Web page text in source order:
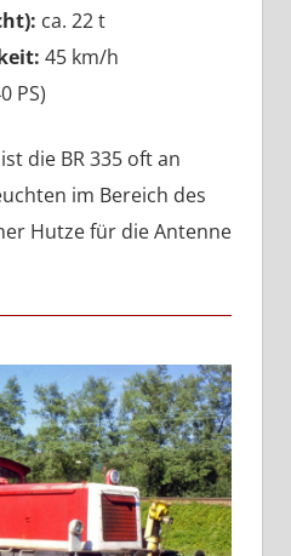
ca. 22 t
45 km/h
PS)
die BR 335 oft an
im Bereich des
Hutze für die Antenne